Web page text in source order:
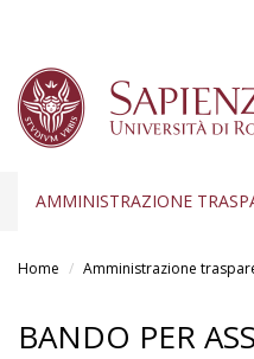
AMMINISTRAZIONE
Home Amministrazione
BANDO PER